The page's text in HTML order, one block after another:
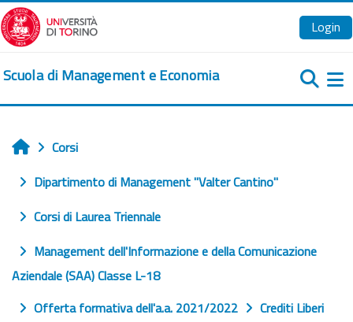
Vai al contenuto principale
Login
Scuola di Management e Economia
Home
Corsi
Dipartimento di Management "Valter Cantino"
Corsi di Laurea Triennale
Management dell'Informazione e della Comunicazione
Aziendale (SAA) Classe L-18
Offerta formativa dell'a.a. 2021/2022
Crediti Liberi